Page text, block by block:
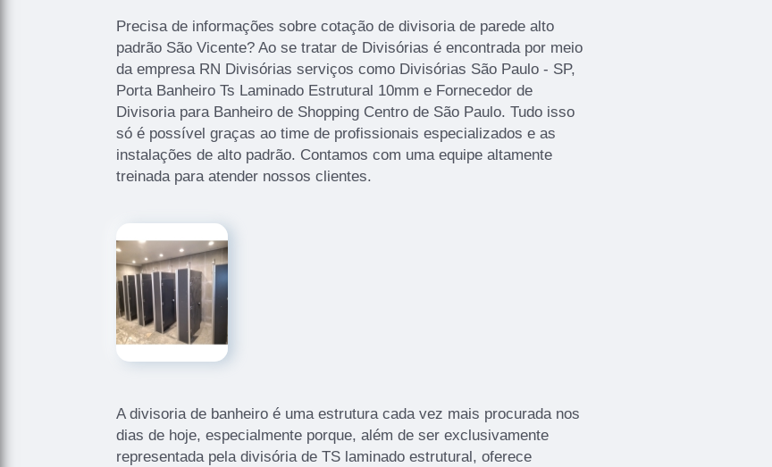
Precisa de informações sobre cotação de divisoria de parede alto
padrão São Vicente? Ao se tratar de Divisórias é encontrada por meio
da empresa RN Divisórias serviços como Divisórias São Paulo - SP,
Porta Banheiro Ts Laminado Estrutural 10mm e Fornecedor de
Divisoria para Banheiro de Shopping Centro de São Paulo. Tudo isso
só é possível graças ao time de profissionais especializados e as
instalações de alto padrão. Contamos com uma equipe altamente
treinada para atender nossos clientes.
A divisoria de banheiro é uma estrutura cada vez mais procurada nos
dias de hoje, especialmente porque, além de ser exclusivamente
representada pela divisória de TS laminado estrutural, oferece